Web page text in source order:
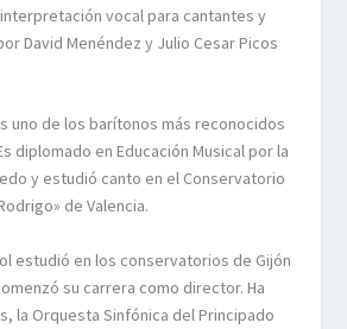
vocal para cantantes y
David Menéndez y Julio Cesar Picos
uno de los barítonos más reconocidos
diplomado en Educación Musical por la
y estudió canto en el Conservatorio
de Valencia.
estudió en los conservatorios de Gijón
su carrera como director. Ha
la Orquesta Sinfónica del Principado